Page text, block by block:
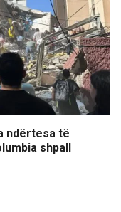
ndërtesa të
shpall